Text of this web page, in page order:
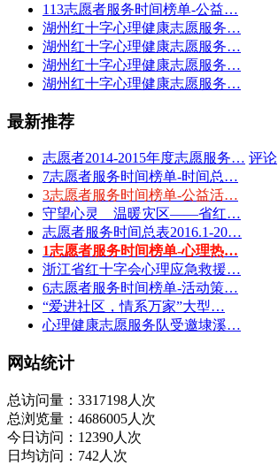
113志愿者服务时间榜单-公益…
湖州红十字心理健康志愿服务…
湖州红十字心理健康志愿服务…
湖州红十字心理健康志愿服务…
湖州红十字心理健康志愿服务…
最新推荐
志愿者2014-2015年度志愿服务… 评论
7志愿者服务时间榜单-时间总…
3志愿者服务时间榜单-公益活…
守望心灵 温暖灾区——省红…
志愿者服务时间总表2016.1-20…
1志愿者服务时间榜单-心理热…
浙江省红十字会心理应急救援…
6志愿者服务时间榜单-活动策…
“爱进社区，情系万家”大型…
心理健康志愿服务队受邀埭溪…
网站统计
总访问量：3317198人次
总浏览量：4686005人次
今日访问：12390人次
日均访问：742人次